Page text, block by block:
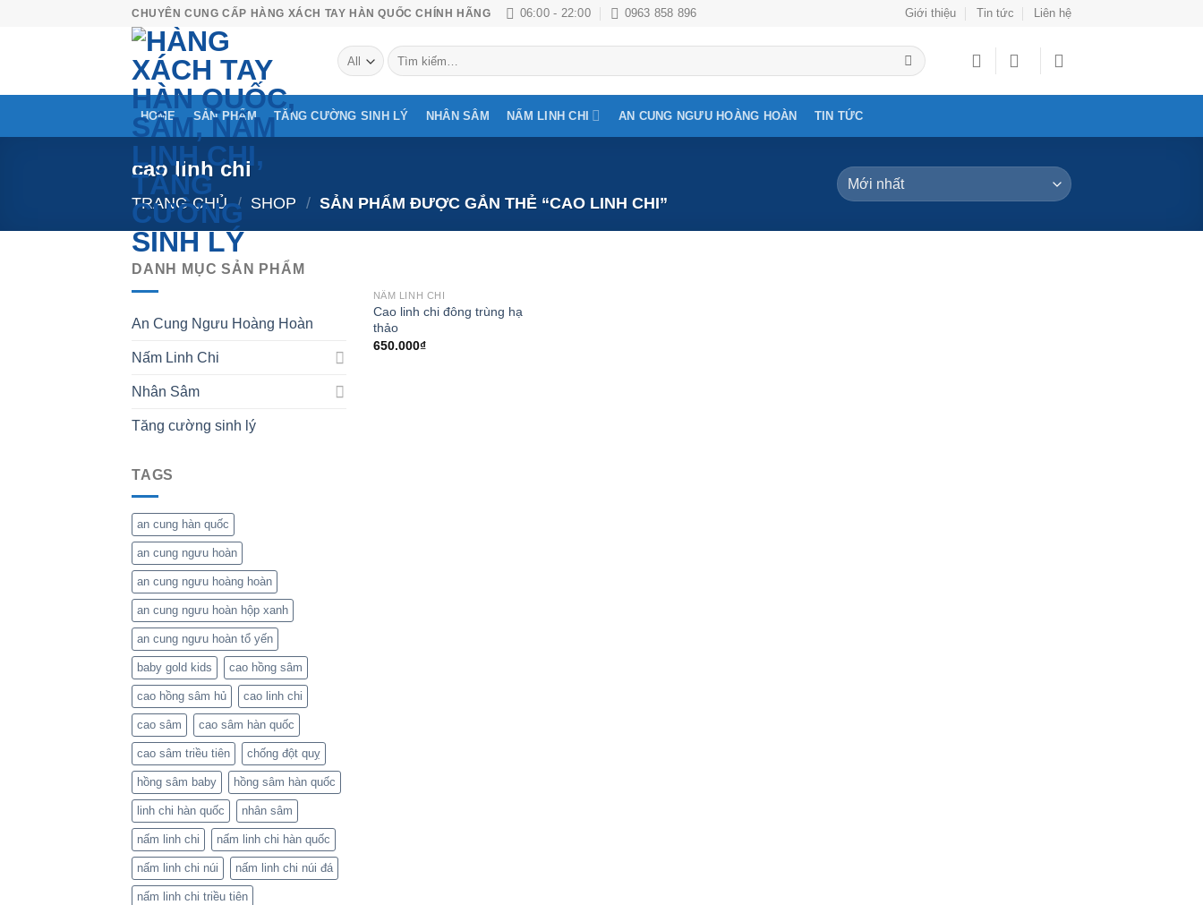
CHUYÊN CUNG CẤP HÀNG XÁCH TAY HÀN QUỐC CHÍNH HÃNG 06:00 - 22:00 0963 858 896 Giới thiệu Tin tức Liên hệ
Tìm
kiếm:
HOME SẢN PHẨM TĂNG CƯỜNG SINH LÝ NHÂN SÂM NẤM LINH CHI AN CUNG NGƯU HOÀNG HOÀN TIN TỨC
cao linh chi
TRANG CHỦ / SHOP / SẢN PHẨM ĐƯỢC GẮN THẺ “CAO LINH CHI”
DANH MỤC SẢN PHẨM
An Cung Ngưu Hoàng Hoàn
Nấm Linh Chi
Nhân Sâm
Tăng cường sinh lý
TAGS
an cung hàn quốc
an cung ngưu hoàn
an cung ngưu hoàng hoàn
an cung ngưu hoàn hộp xanh
an cung ngưu hoàn tổ yến
baby gold kids cao hồng sâm
cao hồng sâm hủ cao linh chi
cao sâm cao sâm hàn quốc
cao sâm triều tiên chống đột quỵ
hồng sâm baby hồng sâm hàn quốc
linh chi hàn quốc nhân sâm
nấm linh chi nấm linh chi hàn quốc
nấm linh chi núi nấm linh chi núi đá
nấm linh chi triều tiên
Add to
Wishlist
NẤM LINH CHI
Cao linh chi đông trùng hạ
thảo
650.000₫